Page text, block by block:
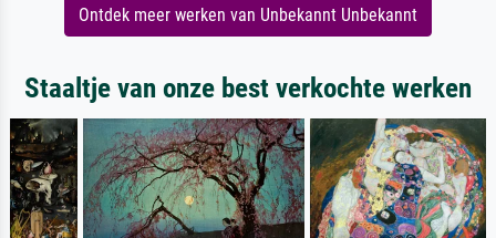
Ontdek meer werken van Unbekannt Unbekannt
Staaltje van onze best verkochte werken